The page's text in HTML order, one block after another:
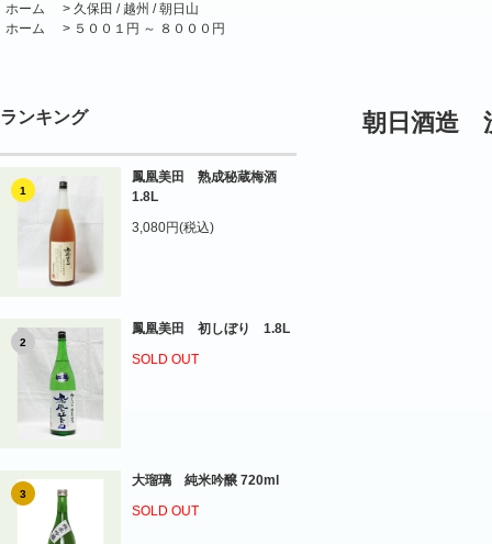
ホーム > 久保田 / 越州 / 朝日山
ホーム
> ５００１円 ～ ８０００円
ランキング
1
鳳凰美田 熟成秘蔵梅酒
1.8L
3,080円(税込)
2
鳳凰美田 初しぼり 1.8L
SOLD OUT
3
大瑠璃 純米吟醸 720ml
SOLD OUT
朝日酒造